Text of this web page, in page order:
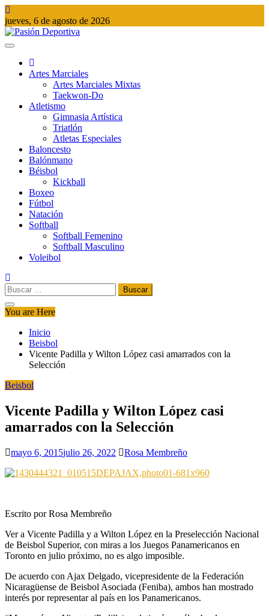
Saltar
al
contenido
jueves, 6 de agosto de 2026
Artes Marciales
Artes Marciales Mixtas
Taekwon-Do
Atletismo
Gimnasia Artística
Triatlón​
Atletas Especiales
Baloncesto
Balónmano
Béisbol
Kickball​
Boxeo
Fútbol
Natación​
Softball​
Softball​ Femenino
Softball​ Masculino
Voleibol​
Buscar:
You are Here
Inicio
Beisbol
Vicente Padilla y Wilton López casi amarrados con la
Selección
Beisbol
Vicente Padilla y Wilton López casi
amarrados con la Selección
mayo 6, 2015julio 26, 2022 Rosa Membreño
Escrito por Rosa Membreño
Ver a Vicente Padilla y a Wilton López en la Preselección Nacional
de Beisbol Superior, con miras a los Juegos Panamericanos en
Toronto en julio próximo, no es algo imposible.
De acuerdo con Ajax Delgado, vicepresidente de la Federación
Nicaragüense de Beisbol Asociada (Feniba), ambos han mostrado
interés por representar al país en los Panamericanos.